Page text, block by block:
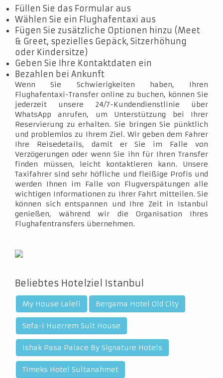
Füllen Sie das Formular aus
Wählen Sie ein Flughafentaxi aus
Fügen Sie zusätzliche Optionen hinzu (Meet
& Greet, spezielles Gepäck, Sitzerhöhung
oder Kindersitze)
Geben Sie Ihre Kontaktdaten ein
Bezahlen bei Ankunft
Wenn Sie Schwierigkeiten haben, Ihren
Flughafentaxi-Transfer online zu buchen, können Sie
jederzeit unsere 24/7-Kundendienstlinie über
WhatsApp anrufen, um Unterstützung bei Ihrer
Reservierung zu erhalten. Sie bringen Sie pünktlich
und problemlos zu Ihrem Ziel. Wir geben dem Fahrer
Ihre Reisedetails, damit er Sie im Falle von
Verzögerungen oder wenn Sie ihn für Ihren Transfer
finden müssen, leicht kontaktieren kann. Unsere
Taxifahrer sind sehr höfliche und fleißige Profis und
werden Ihnen im Falle von Flugverspätungen alle
wichtigen Informationen zu Ihrer Fahrt mitteilen. Sie
können sich entspannen und Ihre Zeit in Istanbul
genießen, während wir die Organisation Ihres
Flughafentransfers übernehmen.
Beliebtes Hotelziel Istanbul
My House Laleli Bergama Hotel Old City
Sefa-I Huerrem Suit House
Ishak Pasa Palace By Signature Hotels
Timeks Hotel Sultanahmet